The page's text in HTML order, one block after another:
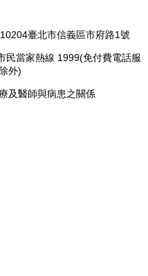
臺北市信義區市府路1號
民當家熱線 1999(免付費電話服
外)
及醫師與病患之關係